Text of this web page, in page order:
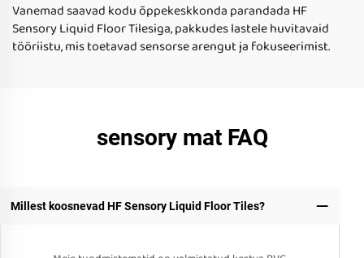
Vanemad saavad kodu õppekeskkonda parandada HF
Sensory Liquid Floor Tilesiga, pakkudes lastele huvitavaid
tööriistu, mis toetavad sensorse arengut ja fokuseerimist.
sensory mat FAQ
Millest koosnevad HF Sensory Liquid Floor Tiles?